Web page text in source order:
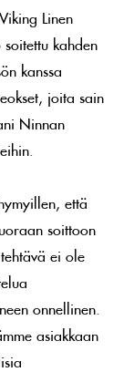
Linen
soitettu kahden
kanssa
joita sain
Ninnan
että
soittoon
ei ole
onnellinen.
asiakkaan